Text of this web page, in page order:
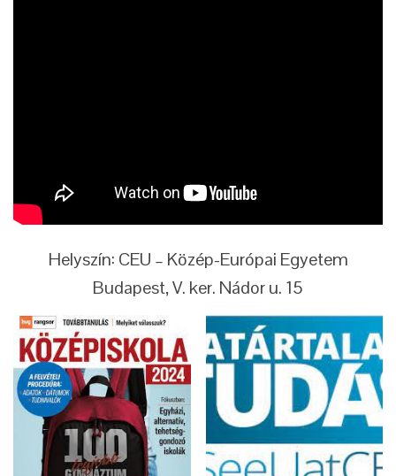
Helyszín: CEU – Közép-Európai Egyetem
Budapest, V. ker. Nádor u. 15